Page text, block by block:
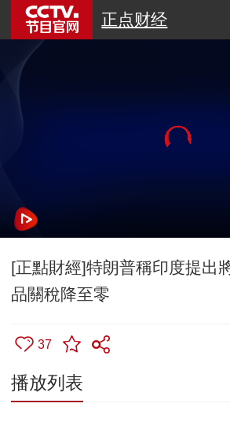
正点财经
[正點財經]特朗普稱印度提出
品關稅降至零
37
播放列表